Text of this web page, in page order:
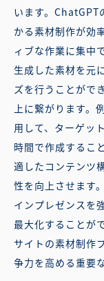
います。ChatGPT
かる素材制作が効
ィブな作業に集中
生成した素材を元
ズを行うことがで
上に繋がります。
用して、ターゲッ
時間で作成するこ
適したコンテンツ
性を向上させます
インプレゼンスを
最大化することが
サイトの素材制作
争力を高める重要